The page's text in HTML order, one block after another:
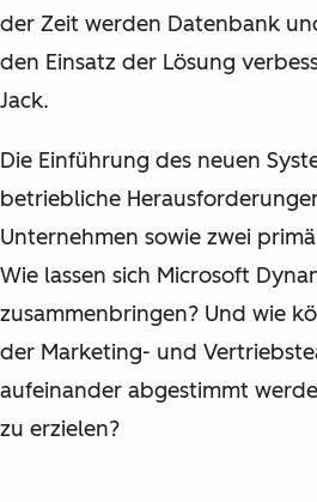
der Zeit werden Datenbank
den Einsatz der Lösung
Jack.
Die Einführung des neuen
betriebliche
Unternehmen sowie zwei
Wie lassen sich Microsoft
zusammenbringen? Und wie
der Marketing- und
aufeinander abgestimmt
zu erzielen?